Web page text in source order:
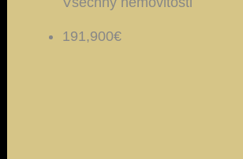
191,900€